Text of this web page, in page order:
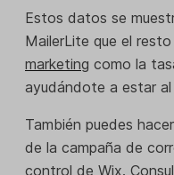
Estos datos se
MailerLite que el
marketing como la
ayudándote a estar
También puedes
de la campaña de
control de Wix.